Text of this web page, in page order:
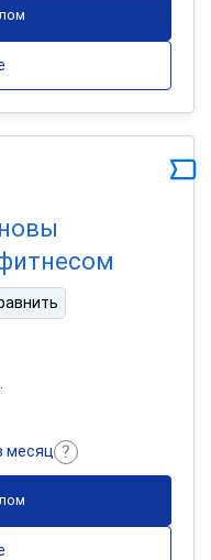
месяц